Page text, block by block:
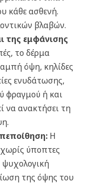
κάθε ασθενή.
βλαβών.
της εμφάνισης
το δέρμα
όψη, κηλίδες
ενυδάτωσης,
φραγμού ή και
να ανακτήσει τη
Η
χωρίς ύποπτες
ψυχολογική
της όψης του